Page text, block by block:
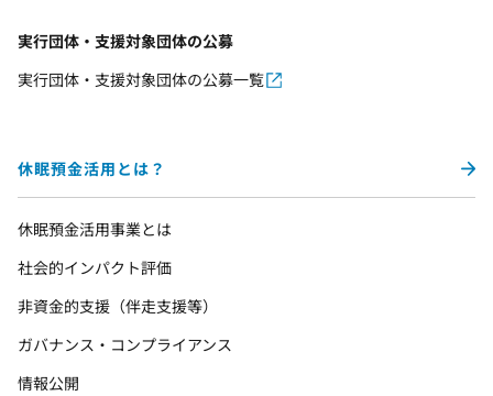
実行団体・支援対象団体の公募
実行団体・支援対象団体の公募一覧
休眠預金活用とは？
休眠預金活用事業とは
社会的インパクト評価
非資金的支援（伴走支援等）
ガバナンス・コンプライアンス
情報公開